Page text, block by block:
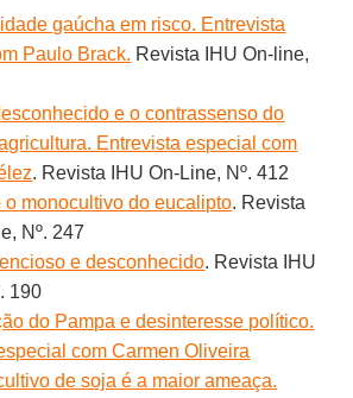
gaúcha em risco. Entrevista
Paulo Brack. Revista IHU On-line,
e o contrassenso do
Entrevista especial com
. Revista IHU On-Line, Nº. 412
o monocultivo do eucalipto. Revista
Nº. 247
e desconhecido. Revista IHU
190
do Pampa e desinteresse político.
com Carmen Oliveira
de soja é a maior ameaça.